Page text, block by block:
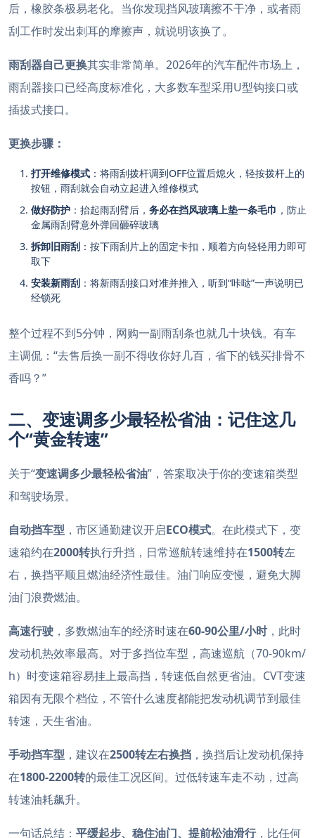
后，橡胶条极易老化。当你发现挡风玻璃擦不干净，或者雨
刮工作时发出刺耳的摩擦声，就说明该换了。
雨刮器自己更换其实非常简单。2026年的汽车配件市场上，
雨刮器接口已经高度标准化，大多数车型采用U型钩接口或
插拔式接口。
更换步骤：
打开维修模式 ：将雨刮拨杆调到OFF位置后熄火，轻按拨杆上的
按钮，雨刮就会自动立起进入维修模式
做好防护 ：抬起雨刮臂后， 务必在挡风玻璃上垫一条毛巾 ，防止
金属雨刮臂意外弹回砸碎玻璃
拆卸旧雨刮 ：按下雨刮片上的固定卡扣，顺着方向轻轻用力即可
取下
安装新雨刮 ：将新雨刮接口对准并推入，听到“咔哒”一声说明已
经锁死
整个过程不到5分钟，网购一副雨刮条也就几十块钱。有车
主调侃：“去售后换一副不得收你好几百，省下的钱买排骨不
香吗？”
二、变速调多少最轻松省油：记住这几
个“黄金转速”
关于“变速调多少最轻松省油”，答案取决于你的变速箱类型
和驾驶场景。
自动挡车型 ，市区通勤建议开启ECO模式。在此模式下，变
速箱约在2000转执行升挡，日常巡航转速维持在1500转左
右，换挡平顺且燃油经济性最佳。油门响应变慢，避免大脚
油门浪费燃油。
高速行驶 ，多数燃油车的经济时速在60-90公里/小时，此时
发动机热效率最高。对于多挡位车型，高速巡航（70-90km/
h）时变速箱容易挂上最高挡，转速低自然更省油。CVT变速
箱因有无限个档位，不管什么速度都能把发动机调节到最佳
转速，天生省油。
手动挡车型 ，建议在2500转左右换挡 ，换挡后让发动机保持
在1800-2200转的最佳工况区间。过低转速车走不动，过高
转速油耗飙升。
一句话总结： 平缓起步、稳住油门、提前松油滑行，比任何